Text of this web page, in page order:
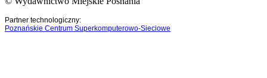
Partner technologiczny:
Poznańskie Centrum Superkomputerowo-Sieciowe